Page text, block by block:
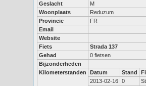
Geslacht
M
Woonplaats
Reduzum
Provincie
FR
Email
Website
Fiets
Strada 137
Gehad
0 fietsen
Bijzonderheden
Kilometerstanden
Datum Stand
2013-02-16 0